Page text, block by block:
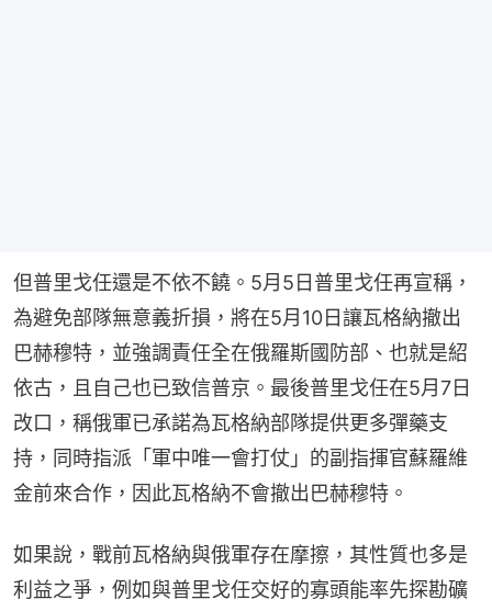
但普里戈任還是不依不饒。5月5日普里戈任再宣稱，
為避免部隊無意義折損，將在5月10日讓瓦格納撤出
巴赫穆特，並強調責任全在俄羅斯國防部、也就是紹
依古，且自己也已致信普京。最後普里戈任在5月7日
改口，稱俄軍已承諾為瓦格納部隊提供更多彈藥支
持，同時指派「軍中唯一會打仗」的副指揮官蘇羅維
金前來合作，因此瓦格納不會撤出巴赫穆特。
如果說，戰前瓦格納與俄軍存在摩擦，其性質也多是
利益之爭，例如與普里戈任交好的寡頭能率先探勘礦